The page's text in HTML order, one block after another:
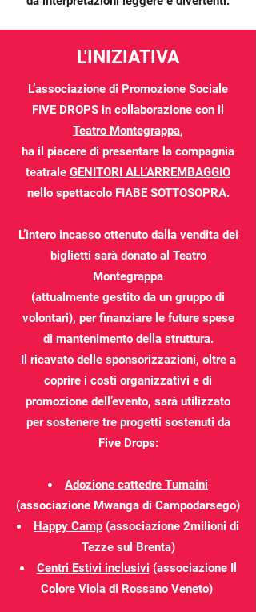
L’associazione di Promozione Sociale
FIVE DROPS in collaborazione con il
Teatro Montegrappa,
ha il piacere di presentare la compagnia
teatrale GENITORI ALL’ARREMBAGGIO
nello spettacolo FIABE SOTTOSOPRA.
L’intero incasso ottenuto dalla vendita dei
biglietti sarà donato al Teatro
Montegrappa
(attualmente gestito da un gruppo di
volontari), per finanziare le future spese
di mantenimento della struttura.
Il ricavato delle sponsorizzazioni, oltre a
coprire i costi organizzativi e di
promozione dell’evento, sarà utilizzato
per sostenere tre progetti sostenuti da
Five Drops:
Adozione cattedre Tumaini
(associazione Mwanga di Campodarsego)
Happy Camp (associazione 2milioni di
Tezze sul Brenta)
Centri Estivi inclusivi (associazione Il
Colore Viola di Rossano Veneto)
L'INIZIATIVA